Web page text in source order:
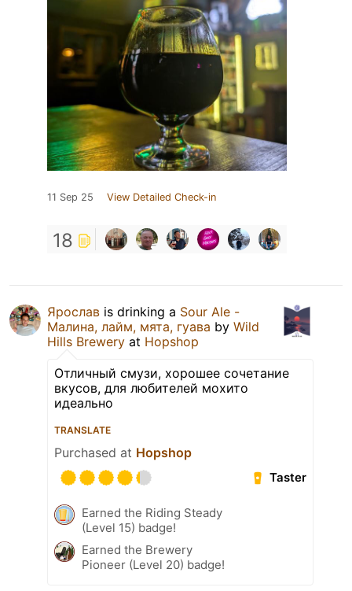
11 Sep 25 View Detailed Check-in
18
Ярослав is drinking a Sour Ale -
Малина, лайм, мята, гуава by Wild
Hills Brewery at Hopshop
Отличный смузи, хорошее сочетание
вкусов, для любителей мохито
идеально
TRANSLATE
Purchased at Hopshop
Taster
Earned the Riding Steady
(Level 15) badge!
Earned the Brewery
Pioneer (Level 20) badge!